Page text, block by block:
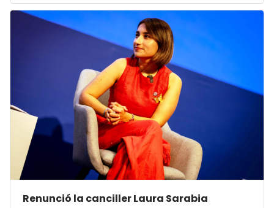
Renunció la canciller Laura Sarabia